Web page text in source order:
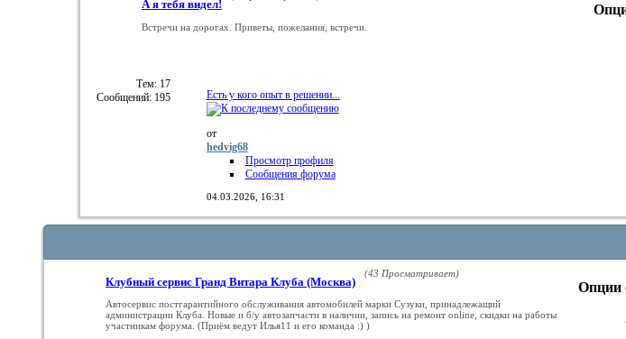
А я тебя видел!
Встречи на дорогах. Приветы, пожелания, встречи.
Тем: 17
Сообщений: 195
Есть у кого опыт в решении...
от
hedvig68
Просмотр профиля
Сообщения форума
04.03.2026, 16:31
Клубный сервис Гранд Витара Клуба (Москва)
(43 Просматривает)
Автосервис постгарантийного обслуживания автомобилей марки Сузуки, принадлежащий
администрации Клуба. Новые и б/у автозапчасти в наличии, запись на ремонт online, скидки на работы
участникам форума. (Приём ведут Илья11 и его команда :) )
Опции